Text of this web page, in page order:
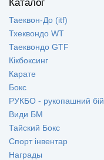
Каталог
Таеквон-До (itf)
Тхеквондо WT
Таеквондо GTF
Кікбоксинг
Карате
Бокс
РУКБО - рукопашний бій
Види БМ
Тайский Бокс
Спорт інвентар
Награды